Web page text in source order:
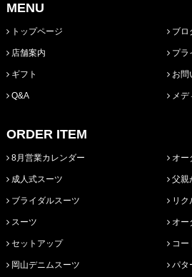
MENU
トップページ
店舗案内
ギフト
Q&A
ブロ
プラ
お問
メデ
ORDER ITEM
8月営業カレンダー
成人式スーツ
ブライダルスーツ
スーツ
セットアップ
岡山デニムスーツ
オー
父親
リク
オー
コー
パタ